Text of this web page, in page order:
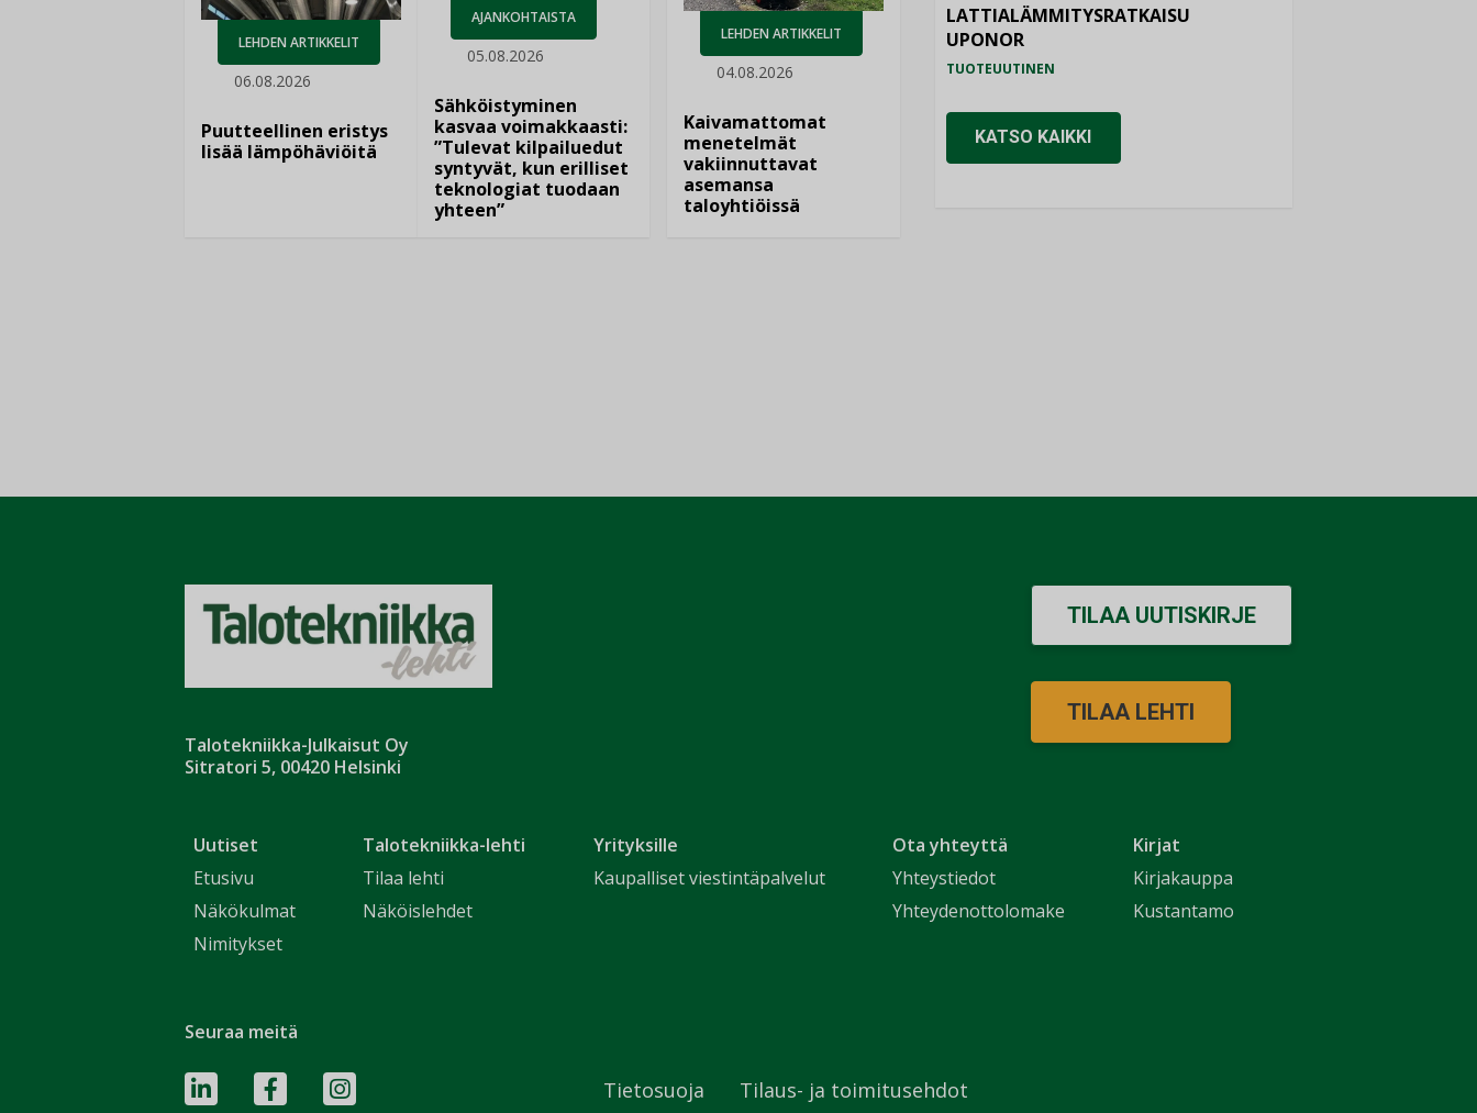
LEHDEN ARTIKKELIT
06.08.2026
Puutteellinen eristys
lisää lämpöhäviöitä
AJANKOHTAISTA
05.08.2026
Sähköistyminen
kasvaa voimakkaasti:
”Tulevat kilpailuedut
syntyvät, kun erilliset
teknologiat tuodaan
yhteen”
LEHDEN ARTIKKELIT
04.08.2026
Kaivamattomat
menetelmät
vakiinnuttavat
asemansa
taloyhtiöissä
LATTIALÄMMITYSRATKAISU
UPONOR
TUOTEUUTINEN
KATSO KAIKKI
Talotekniikka-Julkaisut Oy
Sitratori 5, 00420 Helsinki
Uutiset
Etusivu
Näkökulmat
Nimitykset
Talotekniikka-lehti
Tilaa lehti
Näköislehdet
Yrityksille
Kaupalliset viestintäpalvelut
Ota yhteyttä
Yhteystiedot
Yhteydenottolomake
Kirjat
Kirjakauppa
Kustantamo
TILAA UUTISKIRJE
TILAA LEHTI
Seuraa meitä
Tietosuoja Tilaus- ja toimitusehdot